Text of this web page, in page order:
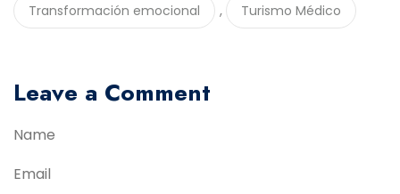
Transformación emocional , Turismo Médico
Leave a Comment